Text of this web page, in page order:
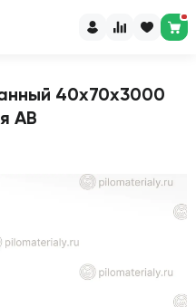
40х70х3000
АВ